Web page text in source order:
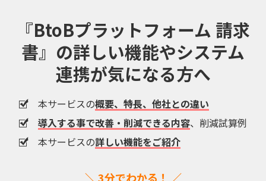
『BtoBプラットフォーム 請求
書』の詳しい機能やシステム
連携が気になる方へ
本サービスの概要、特長、他社との違い
導入する事で改善・削減できる内容、削減試算例
本サービスの詳しい機能をご紹介